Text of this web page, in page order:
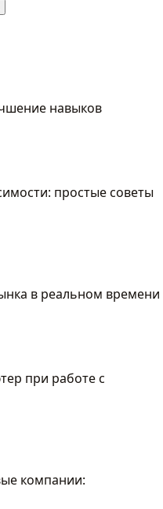
навыков
простые советы
в реальном времени
при работе с
компании: